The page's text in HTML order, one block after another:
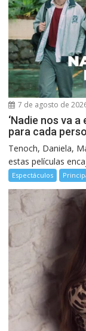
7 de agosto de
‘Nadie nos va
para cada
Tenoch, Daniela,
estas películas
Espectáculos